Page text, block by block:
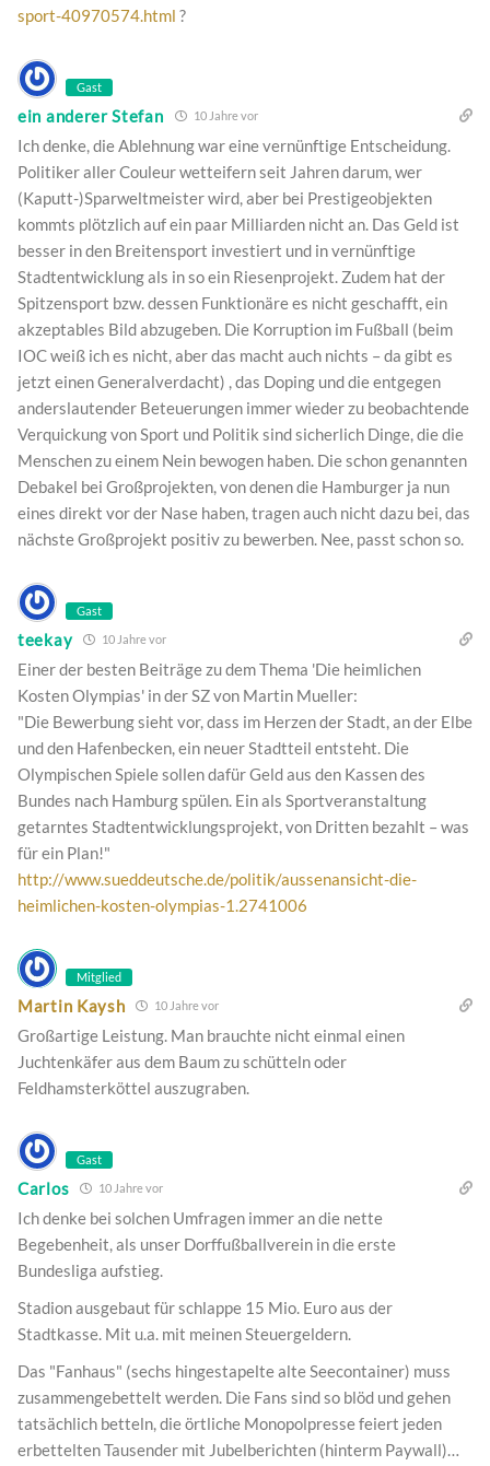
sport-40970574.html ?
Gast
ein anderer Stefan 10 Jahre vor
Ich denke, die Ablehnung war eine vernünftige Entscheidung.
Politiker aller Couleur wetteifern seit Jahren darum, wer
(Kaputt-)Sparweltmeister wird, aber bei Prestigeobjekten
kommts plötzlich auf ein paar Milliarden nicht an. Das Geld ist
besser in den Breitensport investiert und in vernünftige
Stadtentwicklung als in so ein Riesenprojekt. Zudem hat der
Spitzensport bzw. dessen Funktionäre es nicht geschafft, ein
akzeptables Bild abzugeben. Die Korruption im Fußball (beim
IOC weiß ich es nicht, aber das macht auch nichts – da gibt es
jetzt einen Generalverdacht) , das Doping und die entgegen
anderslautender Beteuerungen immer wieder zu beobachtende
Verquickung von Sport und Politik sind sicherlich Dinge, die die
Menschen zu einem Nein bewogen haben. Die schon genannten
Debakel bei Großprojekten, von denen die Hamburger ja nun
eines direkt vor der Nase haben, tragen auch nicht dazu bei, das
nächste Großprojekt positiv zu bewerben. Nee, passt schon so.
Gast
teekay 10 Jahre vor
Einer der besten Beiträge zu dem Thema 'Die heimlichen
Kosten Olympias' in der SZ von Martin Mueller:
"Die Bewerbung sieht vor, dass im Herzen der Stadt, an der Elbe
und den Hafenbecken, ein neuer Stadtteil entsteht. Die
Olympischen Spiele sollen dafür Geld aus den Kassen des
Bundes nach Hamburg spülen. Ein als Sportveranstaltung
getarntes Stadtentwicklungsprojekt, von Dritten bezahlt – was
für ein Plan!"
http://www.sueddeutsche.de/politik/aussenansicht-die-
heimlichen-kosten-olympias-1.2741006
Mitglied
Martin Kaysh 10 Jahre vor
Großartige Leistung. Man brauchte nicht einmal einen
Juchtenkäfer aus dem Baum zu schütteln oder
Feldhamsterköttel auszugraben.
Gast
Carlos 10 Jahre vor
Ich denke bei solchen Umfragen immer an die nette
Begebenheit, als unser Dorffußballverein in die erste
Bundesliga aufstieg.
Stadion ausgebaut für schlappe 15 Mio. Euro aus der
Stadtkasse. Mit u.a. mit meinen Steuergeldern.
Das "Fanhaus" (sechs hingestapelte alte Seecontainer) muss
zusammengebettelt werden. Die Fans sind so blöd und gehen
tatsächlich betteln, die örtliche Monopolpresse feiert jeden
erbettelten Tausender mit Jubelberichten (hinterm Paywall)…